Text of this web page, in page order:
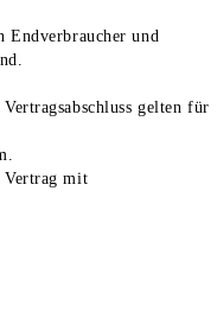
und
gelten für
Vertrag mit